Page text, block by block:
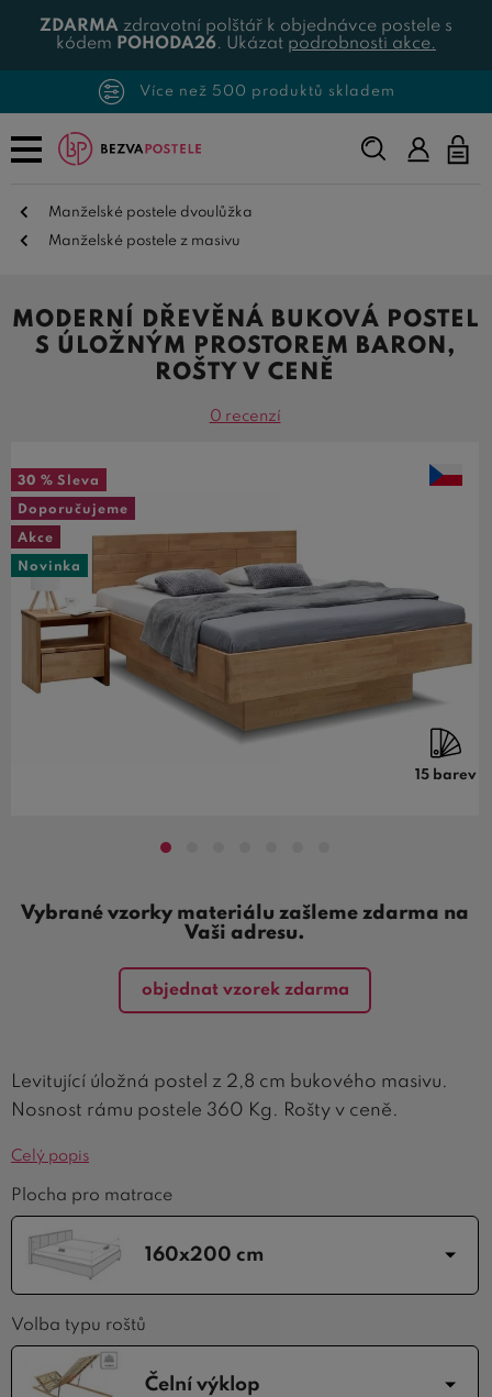
ZDARMA zdravotní polštář k objednávce postele s
kódem POHODA26. Ukázat podrobnosti akce.
Více než 500 produktů skladem
Napište,
co
Manželské postele dvoulůžka
Manželské postele z masivu
MODERNÍ DŘEVĚNÁ BUKOVÁ POSTEL
S ÚLOŽNÝM PROSTOREM BARON,
ROŠTY V CENĚ
0 recenzí
Levitující úložná postel z 2,8 cm bukového masivu.
Nosnost rámu postele 360 Kg. Rošty v ceně.
Celý popis
Plocha pro matrace
160x200 cm
Volba typu roštů
Čelní výklop
30 % Sleva
Doporučujeme
Akce
Novinka
15 barev
Vybrané vzorky materiálu zašleme zdarma na
Vaši adresu.
objednat vzorek zdarma